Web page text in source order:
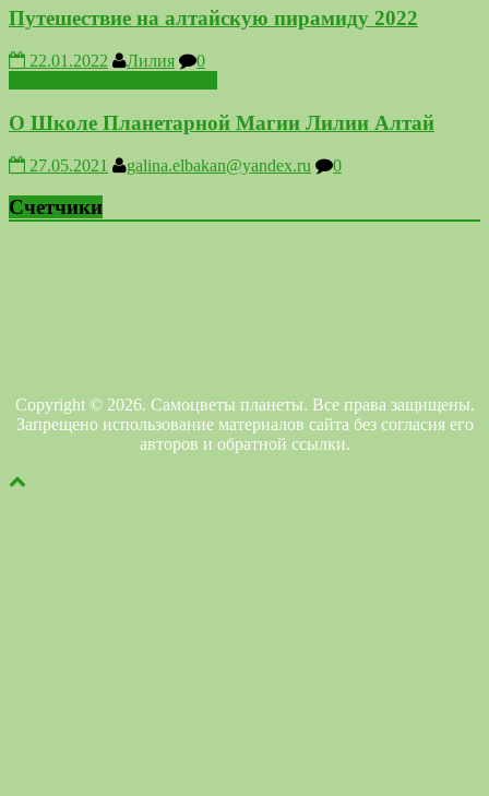
Путешествие на алтайскую пирамиду 2022
22.01.2022 Лилия
0
О Школе Планетарной Магии Лилии Алтай
27.05.2021 galina.elbakan@yandex.ru 0
Счетчики
Copyright © 2026. Самоцветы планеты. Все права защищены.
Запрещено использование материалов сайта без согласия его
авторов и обратной ссылки.